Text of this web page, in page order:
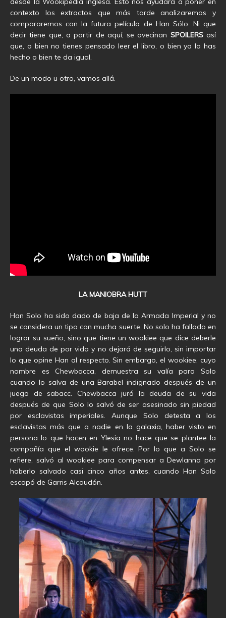
contexto los extractos que más tarde analizaremos y
compararemos con la futura película de Han Sólo. Ni que
decir tiene que, a partir de aquí, se avecinan SPOILERSasí
que, o bien no tienes pensado leer el libro, o bien ya lo has
hecho o bien te da igual.
De un modo u otro, vamos allá.
LA MANIOBRA HUTT
Han Solo ha sido dado de baja de la Armada Imperial y no
se considera un tipo con mucha suerte. No solo ha fallado en
lograr su sueño, sino que tiene un wookiee que dice deberle
una deuda de por vida y no dejará de seguirlo, sin importar
lo que opine Han al respecto. Sin embargo, el wookiee, cuyo
nombre es Chewbacca, demuestra su valía para Solo
cuando lo salva de una Barabel indignado después de un
juego de sabacc. Chewbacca juró la deuda de su vida
después de que Solo lo salvó de ser asesinado sin piedad
por esclavistas imperiales. Aunque Solo detesta a los
esclavistas más que a nadie en la galaxia, haber visto en
persona lo que hacen en Ylesia no hace que se plantee la
compañía que el wookie le ofrece. Por lo que a Solo se
refiere, salvó al wookiee para compensar a Dewlanna por
haberlo salvado casi cinco años antes, cuando Han Solo
escapó de Garris Alcaudón.